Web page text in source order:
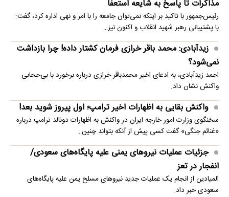
مذاکرات تا پاسخ به شایعه استعفا
رئیس‌جمهور با تاکید بر اینکه نمی‌توان جامعه را با امر و نهی اداره کرد، گفت:
با پشتیبانی رهبر شهید انقلاب و اکنون نیز…
زیدآبادی: محمد باقر خرازی فرمان کشتار داده! چرا بازداشت
نمی‌شود؟
احمد زیدآبادی، به ادعای اخیر محمدباقر خرازی درباره برخورد با بی‌حجابی
واکنش نشان داد.
واکنش بقایی به اظهارات اخیر ترامپ؛ اول پیروز شوید بعد!
سخنگوی وزارت امور خارجه ایران در واکنش به اظهارات دونالد ترامپ درباره
«غنائم جنگی» گفت کسی پیش از آنکه بتواند چنین…
جزئیات عملیات نیروهای یمنی علیه پایگاه‌های سعودی/
انفجار در تعز
المیادین از انجام یک عملیات جدید نیروهای مسلح یمن علیه پایگاه‌های
سعودی خبر داد.